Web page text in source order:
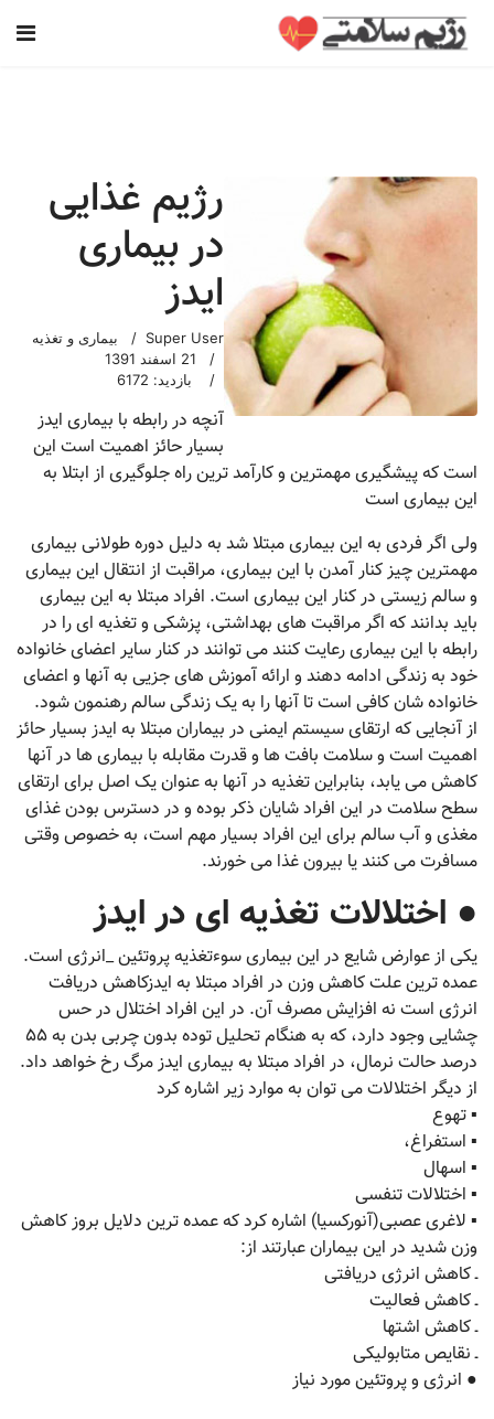
رژیم غذایی
در بیماری
ایدز
Super User
بیماری و تغذیه
21 اسفند 1391
بازدید: 6172
آنچه در رابطه با بیماری ایدز
بسیار حائز اهمیت است این
است که پیشگیری مهمترین و کارآمد ترین راه جلوگیری از ابتلا به
این بیماری است
ولی اگر فردی به این بیماری مبتلا شد به دلیل دوره طولانی بیماری
مهمترین چیز کنار آمدن با این بیماری، مراقبت از انتقال این بیماری
و سالم زیستی در کنار این بیماری است. افراد مبتلا به این بیماری
باید بدانند که اگر مراقبت های بهداشتی، پزشکی و تغذیه ای را در
رابطه با این بیماری رعایت کنند می توانند در کنار سایر اعضای خانواده
خود به زندگی ادامه دهند و ارائه آموزش های جزیی به آنها و اعضای
خانواده شان کافی است تا آنها را به یک زندگی سالم رهنمون شود.
از آنجایی که ارتقای سیستم ایمنی در بیماران مبتلا به ایدز بسیار حائز
اهمیت است و سلامت بافت ها و قدرت مقابله با بیماری ها در آنها
کاهش می یابد، بنابراین تغذیه در آنها به عنوان یک اصل برای ارتقای
سطح سلامت در این افراد شایان ذکر بوده و در دسترس بودن غذای
مغذی و آب سالم برای این افراد بسیار مهم است، به خصوص وقتی
مسافرت می کنند یا بیرون غذا می خورند.
● اختلالات تغذیه ای در ایدز
یکی از عوارض شایع در این بیماری سوءتغذیه پروتئین _انرژی است.
عمده ترین علت کاهش وزن در افراد مبتلا به ایدزکاهش دریافت
انرژی است نه افزایش مصرف آن. در این افراد اختلال در حس
چشایی وجود دارد، که به هنگام تحلیل توده بدون چربی بدن به ۵۵
درصد حالت نرمال، در افراد مبتلا به بیماری ایدز مرگ رخ خواهد داد.
از دیگر اختلالات می توان به موارد زیر اشاره کرد
▪ تهوع
▪ استفراغ،
▪ اسهال
▪ اختلالات تنفسی
▪ لاغری عصبی(آنورکسیا) اشاره کرد که عمده ترین دلایل بروز کاهش
وزن شدید در این بیماران عبارتند از:
ـ کاهش انرژی دریافتی
ـ کاهش فعالیت
ـ کاهش اشتها
ـ نقایص متابولیکی
● انرژی و پروتئین مورد نیاز